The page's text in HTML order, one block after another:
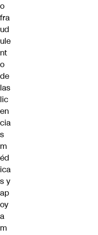
o
fra
ud
ule
nt
o
de
las
lic
en
cia
s
m
éd
ica
s y
ap
oy
a
m